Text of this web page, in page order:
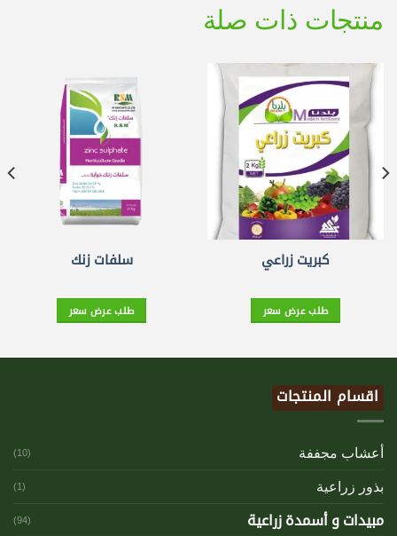
منتجات ذات صلة
كبريت زراعي
طلب عرض سعر
سلفات زنك
طلب عرض سعر
اقسام المنتجات
أعشاب مجففة (10)
بذور زراعية (1)
مبيدات و أسمدة زراعية (94)